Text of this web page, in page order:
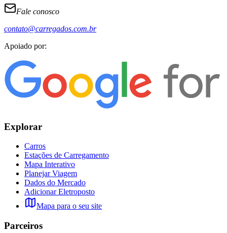
Fale conosco
contato@carregados.com.br
Apoiado por:
Explorar
Carros
Estações de Carregamento
Mapa Interativo
Planejar Viagem
Dados do Mercado
Adicionar Eletroposto
Mapa para o seu site
Parceiros